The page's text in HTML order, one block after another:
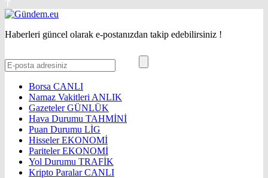
Haberleri güncel olarak e-postanızdan takip edebilirsiniz !
Borsa CANLI
Namaz Vakitleri ANLIK
GazetelerGÜNLÜK
Hava Durumu TAHMİNİ
Puan Durumu LİG
HisselerEKONOMİ
ParitelerEKONOMİ
Yol Durumu TRAFİK
Kripto ParalarCANLI